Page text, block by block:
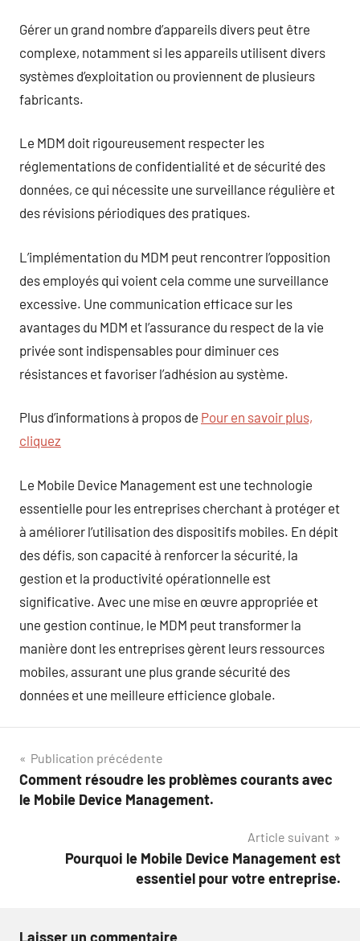
Gérer un grand nombre d’appareils divers peut être
complexe, notamment si les appareils utilisent divers
systèmes d’exploitation ou proviennent de plusieurs
fabricants.
Le MDM doit rigoureusement respecter les
réglementations de confidentialité et de sécurité des
données, ce qui nécessite une surveillance régulière et
des révisions périodiques des pratiques.
L’implémentation du MDM peut rencontrer l’opposition
des employés qui voient cela comme une surveillance
excessive. Une communication efficace sur les
avantages du MDM et l’assurance du respect de la vie
privée sont indispensables pour diminuer ces
résistances et favoriser l’adhésion au système.
Plus d’informations à propos de Pour en savoir plus,
cliquez
Le Mobile Device Management est une technologie
essentielle pour les entreprises cherchant à protéger et
à améliorer l’utilisation des dispositifs mobiles. En dépit
des défis, son capacité à renforcer la sécurité, la
gestion et la productivité opérationnelle est
significative. Avec une mise en œuvre appropriée et
une gestion continue, le MDM peut transformer la
manière dont les entreprises gèrent leurs ressources
mobiles, assurant une plus grande sécurité des
données et une meilleure efficience globale.
Navigation
de
Publication précédente
Comment résoudre les problèmes courants avec
le Mobile Device Management.
Article suivant
Pourquoi le Mobile Device Management est
essentiel pour votre entreprise.
Laisser un commentaire